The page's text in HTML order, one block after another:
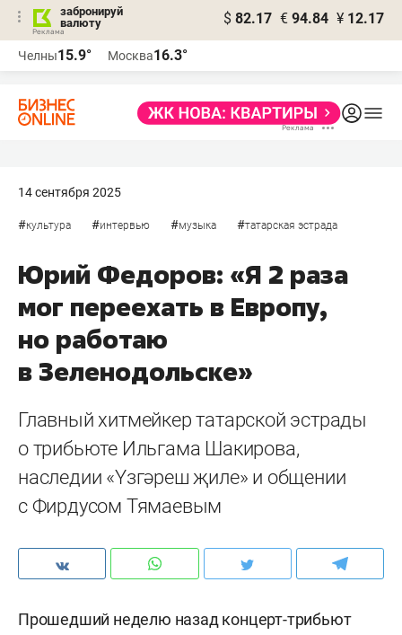
забронируй
валюту
$ 82.17 € 94.84 ¥ 12.17
Челны15.9° Москва16.3°
14 сентября 2025
#культура #интервью #музыка #татарская эстрада
Юрий Федоров: «Я 2 раза
мог переехать в Европу,
но работаю
в Зеленодольске»
Главный хитмейкер татарской эстрады
о трибьюте Ильгама Шакирова,
наследии «Yзгәреш җиле» и общении
с Фирдусом Тямаевым
Прошедший неделю назад концерт-трибьют